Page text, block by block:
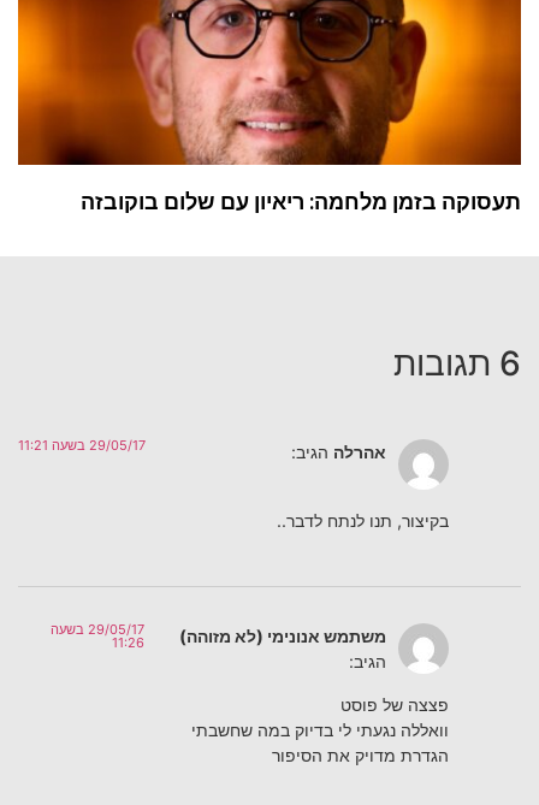
תעסוקה בזמן מלחמה: ריאיון עם שלום בוקובזה
6 תגובות
אהרלה הגיב: 29/05/17 בשעה 11:21
בקיצור, תנו לנתח לדבר..
משתמש אנונימי (לא מזוהה)
הגיב:
29/05/17 בשעה
11:26
פצצה של פוסט
וואללה נגעתי לי בדיוק במה שחשבתי
הגדרת מדויק את הסיפור